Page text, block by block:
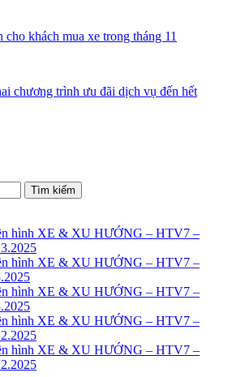
khách mua xe trong tháng 11
chương trình ưu đãi dịch vụ đến hết
hình XE & XU HƯỚNG – HTV7 –
hình XE & XU HƯỚNG – HTV7 –
hình XE & XU HƯỚNG – HTV7 –
hình XE & XU HƯỚNG – HTV7 –
hình XE & XU HƯỚNG – HTV7 –